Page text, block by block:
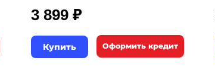
3 899 ₽
Купить Оформить кредит